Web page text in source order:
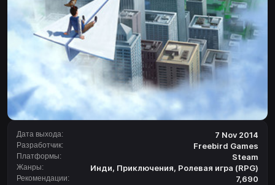
Дата выхода: 7 Nov 2014
Разработчик: Freebird Games
Платформы: Steam
Жанры: Инди, Приключения, Ролевая игра (RPG)
Рекомендации: 7,690